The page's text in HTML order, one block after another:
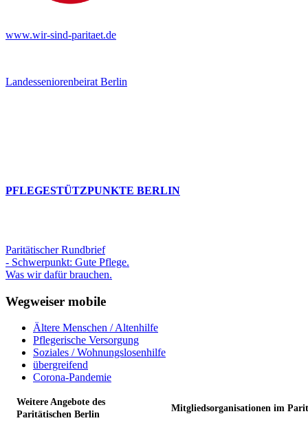
www.wir-sind-paritaet.de
Landesseniorenbeirat Berlin
PFLEGESTÜTZPUNKTE BERLIN
Paritätischer Rundbrief
- Schwerpunkt: Gute Pflege.
Was wir dafür brauchen.
Wegweiser mobile
Ältere Menschen / Altenhilfe
Pflegerische Versorgung
Soziales / Wohnungslosenhilfe
übergreifend
Corona-Pandemie
Weitere Angebote des
Paritätischen Berlin
Mitgliedsorganisationen im